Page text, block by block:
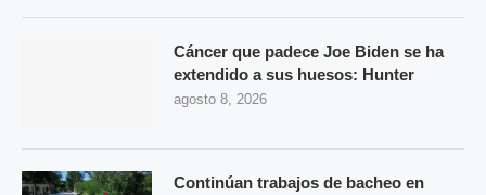
Cáncer que padece Joe Biden se ha
extendido a sus huesos: Hunter
agosto 8, 2026
Continúan trabajos de bacheo en